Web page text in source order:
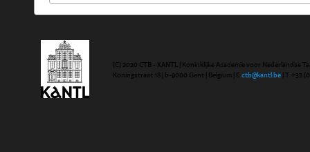
(C) 2020 CTB - KANTL | Koninklijke Academie voor Nederlandse
Koningstraat 18 | b-9000 Gent | Belgium | E ctb@kantl.be | T +32